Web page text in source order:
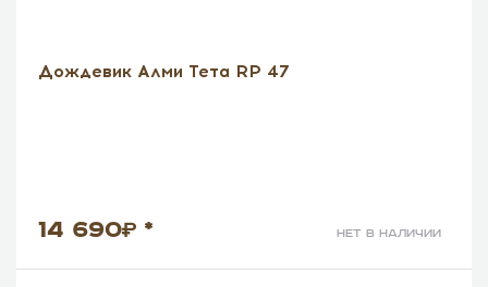
Дождевик Алми Тета RP 47
14 690 * нет в наличии